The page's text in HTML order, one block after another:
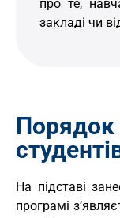
про те,
закладі чи
Порядок
На підставі
програмі